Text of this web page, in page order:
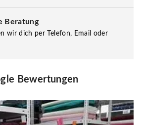
Beratung
wir dich per Telefon, Email oder
Bewertungen